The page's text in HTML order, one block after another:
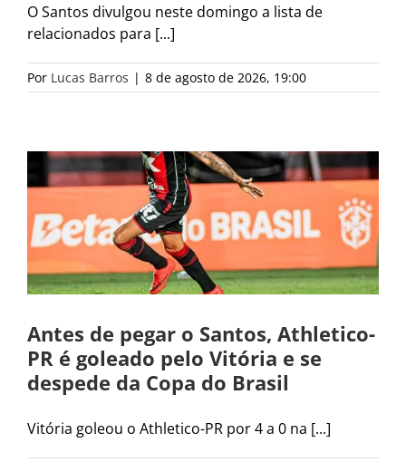
O Santos divulgou neste domingo a lista de
relacionados para [...]
Por Lucas Barros | 8 de agosto de 2026, 19:00
Antes de pegar o Santos, Athletico-
PR é goleado pelo Vitória e se
despede da Copa do Brasil
Vitória goleou o Athletico-PR por 4 a 0 na [...]